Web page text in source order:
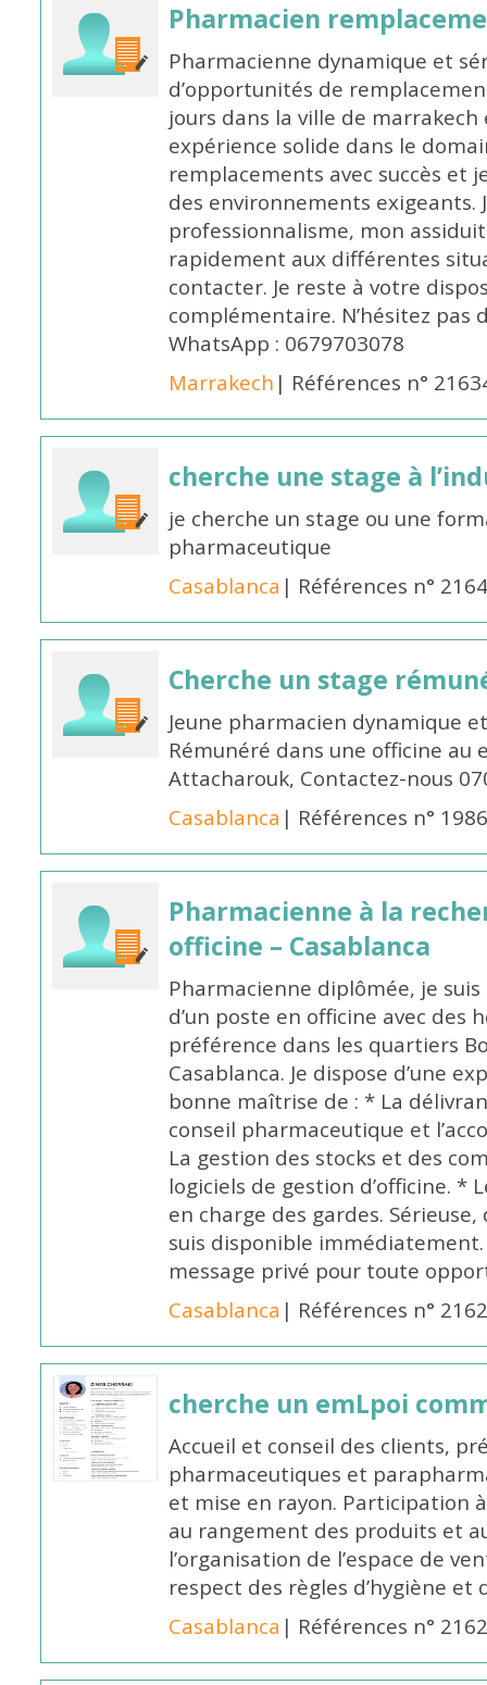
Pharmacien
Pharmacienne dynamique et
d’opportunités de
jours dans la ville de marrakech
expérience solide dans le
remplacements avec succès et
des environnements exigeants.
professionnalisme, mon
rapidement aux différentes
contacter. Je reste à votre
complémentaire. N’hésitez
WhatsApp : 0679703078
Marrakech | Références n°
cherche une stage à
je cherche un stage ou une
pharmaceutique
Casablanca | Références n°
Cherche un stage
Jeune pharmacien dynamique
Rémunéré dans une officine au
Attacharouk, Contactez-nous
Casablanca | Références n°
Pharmacienne à la
officine – Casablanca
Pharmacienne diplômée, je
d’un poste en officine avec des
préférence dans les quartiers
Casablanca. Je dispose d’une
bonne maîtrise de : * La
conseil pharmaceutique et
La gestion des stocks et des
logiciels de gestion d’officine. *
en charge des gardes.
suis disponible
message privé pour toute
Casablanca | Références n°
cherche un emLpoi
Accueil et conseil des clients,
pharmaceutiques et
et mise en rayon. Participation
au rangement des produits et
l’organisation de l’espace de
respect des règles d’hygiène et
Casablanca | Références n°